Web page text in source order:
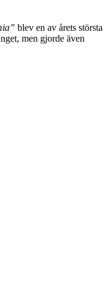
blev en av årets största
men gjorde även